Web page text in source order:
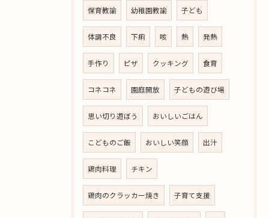
保育教諭 幼稚園教諭 子ども
体調不良 下痢 咳 熱 発熱
手作り ピザ クッキング 食育
コネコネ 園庭開放 子どもの遊び場
思い切り遊ぼう おいしいごはん
こどものご飯 おいしい笑顔 出汁
鶏肉料理 チキン
鶏肉のクラッカー焼き 子育て支援